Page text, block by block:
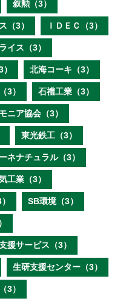
叙勲（3）
（3） ＩＤＥＣ（3）
イス（3）
北海コーキ（3）
3） 石禮工業（3）
ニア協会（3）
東光鉄工（3）
ネナチュラル（3）
工業（3）
SB環境（3）
援サービス（3）
生研支援センター（3）
3）